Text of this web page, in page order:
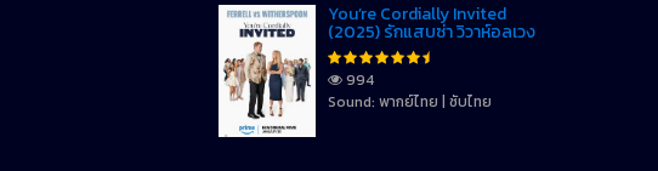
You’re Cordially Invited
(2025) รักแสบซ่า วิวาห์อลเวง
994
Sound: พากย์ไทย | ซับไทย